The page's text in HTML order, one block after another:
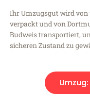
Ihr Umzugsgut wird
verpackt und von
Budweis transportiert,
sicheren Zustand zu
Umzug: